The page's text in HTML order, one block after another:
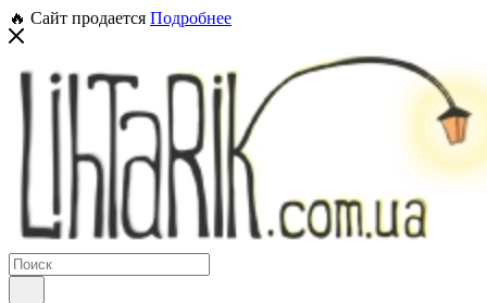
🔥 Сайт продается Подробнее